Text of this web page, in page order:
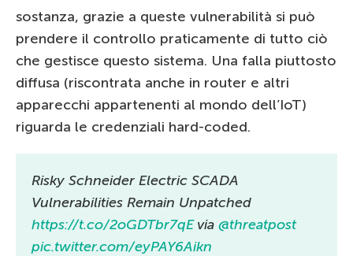
sostanza, grazie a queste vulnerabilità si può
prendere il controllo praticamente di tutto ciò
che gestisce questo sistema. Una falla piuttosto
diffusa (riscontrata anche in router e altri
apparecchi appartenenti al mondo dell’IoT)
riguarda le credenziali hard-coded.
Risky Schneider Electric SCADA
Vulnerabilities Remain Unpatched
https://t.co/2oGDTbr7qEvia @threatpost
pic.twitter.com/eyPAY6Aikn